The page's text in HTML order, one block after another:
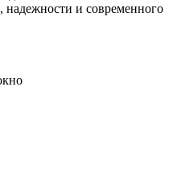
надежности и современного